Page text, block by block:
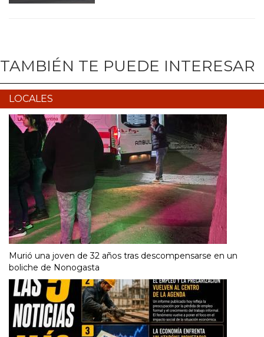
TAMBIÉN TE PUEDE INTERESAR
LOCALES
Murió una joven de 32 años tras descompensarse en un
boliche de Nonogasta